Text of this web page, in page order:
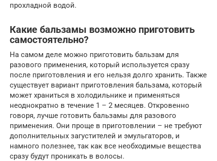
прохладной водой.
Какие бальзамы возможно приготовить
самостоятельно?
На самом деле можно приготовить бальзам для
разового применения, который используется сразу
после приготовления и его нельзя долго хранить. Также
существует вариант приготовления бальзама, который
может храниться в холодильнике и применяться
неоднократно в течение 1 – 2 месяцев. Откровенно
говоря, лучше готовить бальзамы для разового
применения. Они проще в приготовлении – не требуют
дополнительных загустителей и эмульгаторов, и
намного полезнее, так как все необходимые вещества
сразу будут проникать в волосы.